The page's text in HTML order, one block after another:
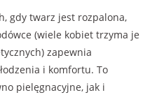
gdy twarz jest rozpalona,
(wiele kobiet trzyma je
zapewnia
i komfortu. To
pielęgnacyjne, jak i